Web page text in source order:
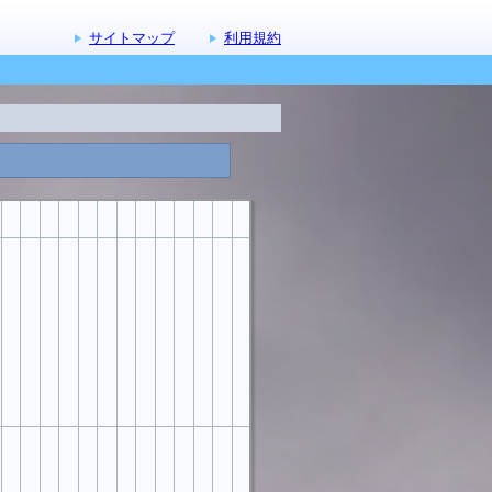
サイトマップ 利用規約